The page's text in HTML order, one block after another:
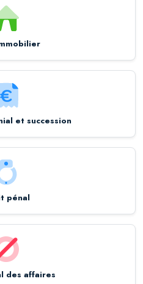
et succession
pénal
des affaires